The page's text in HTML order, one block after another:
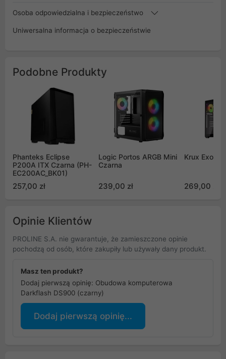
Osoba odpowiedzialna i bezpieczeństwo
Uniwersalna informacja o bezpieczeństwie
Podobne Produkty
Phanteks Eclipse
P200A ITX Czarna (PH-
EC200AC_BK01)
257,00 zł
Logic Portos ARGB Mini
Czarna
239,00 zł
Krux Exo
269,00 zł
Opinie Klientów
PROLINE S.A. nie gwarantuje, że zamieszczone opinie
pochodzą od osób, które zakupiły lub używały dany produkt.
Masz ten produkt?
Dodaj pierwszą opinię: Obudowa komputerowa
Darkflash DS900 (czarny)
Dodaj pierwszą opinię...